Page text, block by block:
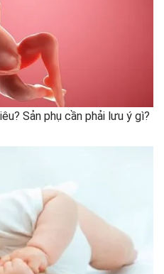
Sản phụ cần phải lưu ý gì?